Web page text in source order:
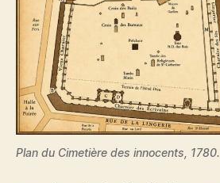
Plan du Cimetière des innocents, 1780.